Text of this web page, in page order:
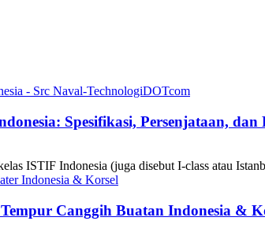
Spesifikasi, Persenjataan,
ISTIF Indonesia (juga disebut I-class atau
Canggih Buatan Indonesia &